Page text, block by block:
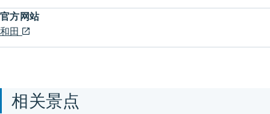
官方网站
和田
相关景点